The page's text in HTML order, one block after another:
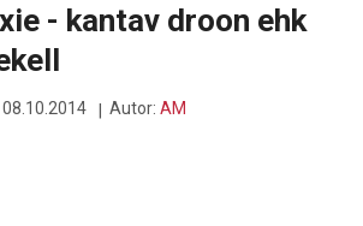
- kantav droon ehk
Autor: AM